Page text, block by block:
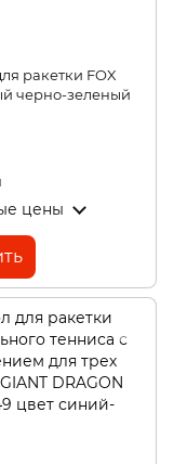
ракетки FOX
черно-зеленый
цены